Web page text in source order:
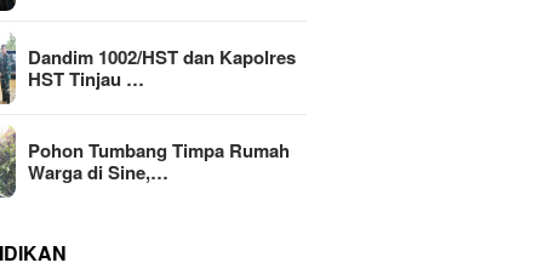
Dandim 1002/HST dan Kapolres
HST Tinjau …
Pohon Tumbang Timpa Rumah
Warga di Sine,…